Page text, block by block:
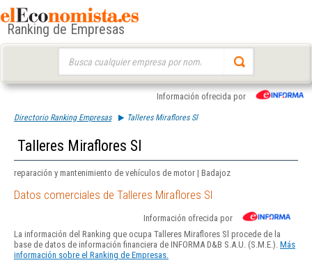
Ranking de Empresas
Información ofrecida por
Directorio Ranking Empresas Talleres Miraflores Sl
Talleres Miraflores Sl
reparación y mantenimiento de vehículos de motor | Badajoz
Datos comerciales de Talleres Miraflores Sl
Información ofrecida por
La información del Ranking que ocupa Talleres Miraflores Sl procede de la
base de datos de información financiera de INFORMA D&B S.A.U. (S.M.E.). Más
información sobre el Ranking de Empresas.